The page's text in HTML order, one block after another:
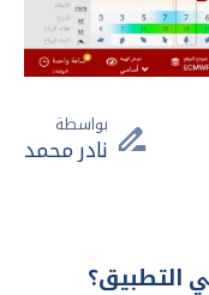
بواسطة
نادر محمد
التطبيق؟